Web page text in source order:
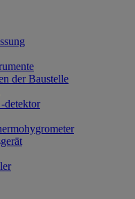
der Baustelle
detektor